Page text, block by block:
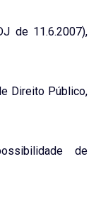
de 11.6.2007),
Direito Público,
de